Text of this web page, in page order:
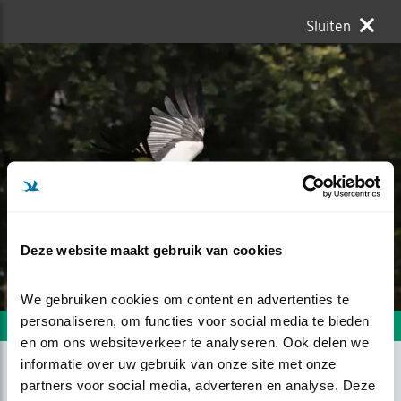
Deze website maakt gebruik van cookies
We gebruiken cookies om content en advertenties te
personaliseren, om functies voor social media te bieden
en om ons websiteverkeer te analyseren. Ook delen we
informatie over uw gebruik van onze site met onze
partners voor social media, adverteren en analyse. Deze
Sluiten
Volgende foto Vorige foto